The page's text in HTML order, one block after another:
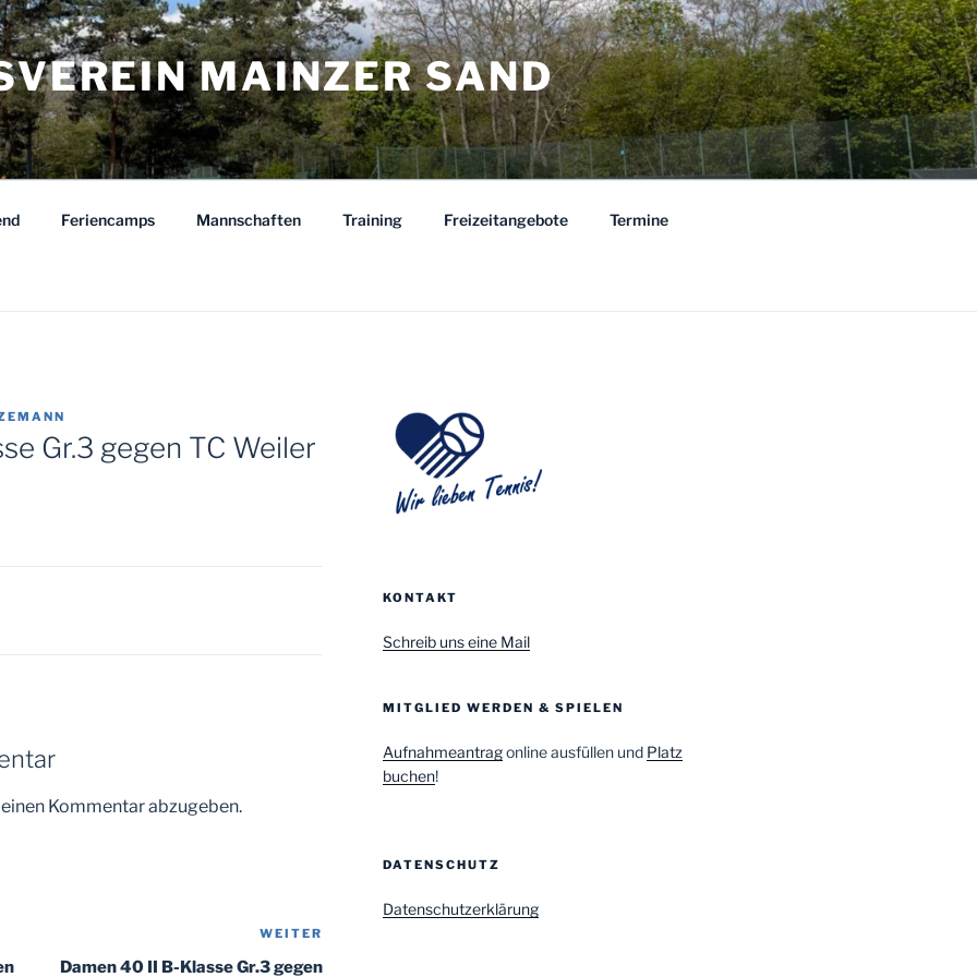
MAINZER SAND
Feriencamps Mannschaften Training Freizeitangebote Termine
Gr.3 gegen TC Weiler
Kommentar abzugeben.
Beitrag
WEITER
Damen 40 II B-Klasse Gr.3 gegen
KONTAKT
Schreib uns eine Mail
MITGLIED WERDEN & SPIELEN
Aufnahmeantragonline ausfüllen und Platz
buchen!
DATENSCHUTZ
Datenschutzerklärung